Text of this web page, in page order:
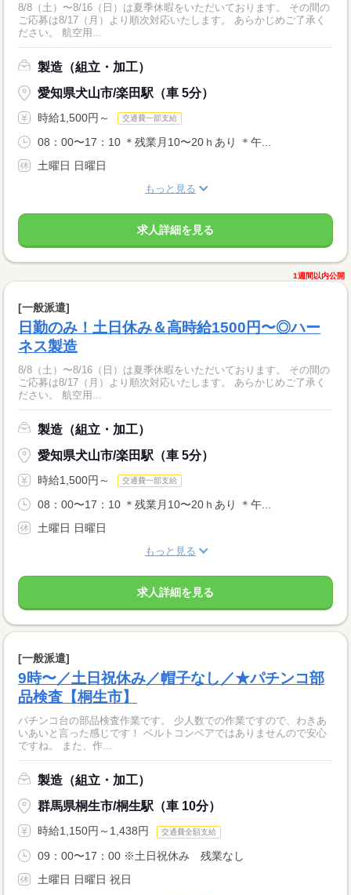
8/8（土）〜8/16（日）は夏季休暇をいただいております。 その間の
ご応募は8/17（月）より順次対応いたします。 あらかじめご了承く
ださい。 航空用...
製造（組立・加工）
愛知県犬山市/楽田駅（車 5分）
時給1,500円～ 交通費一部支給
08：00〜17：10 ＊残業月10〜20ｈあり ＊午...
土曜日 日曜日
もっと見る
求人詳細を見る
1週間以内公開
[一般派遣]
日勤のみ！土日休み＆高時給1500円〜◎ハー
ネス製造
8/8（土）〜8/16（日）は夏季休暇をいただいております。 その間の
ご応募は8/17（月）より順次対応いたします。 あらかじめご了承く
ださい。 航空用...
製造（組立・加工）
愛知県犬山市/楽田駅（車 5分）
時給1,500円～ 交通費一部支給
08：00〜17：10 ＊残業月10〜20ｈあり ＊午...
土曜日 日曜日
もっと見る
求人詳細を見る
[一般派遣]
9時〜／土日祝休み／帽子なし／★パチンコ部
品検査【桐生市】
パチンコ台の部品検査作業です。 少人数での作業ですので、わきあ
いあいと言った感じです！ ベルトコンベアではありませんので安心
ですね。 また、作...
製造（組立・加工）
群馬県桐生市/桐生駅（車 10分）
時給1,150円～1,438円 交通費全額支給
09：00〜17：00 ※土日祝休み 残業なし
土曜日 日曜日 祝日